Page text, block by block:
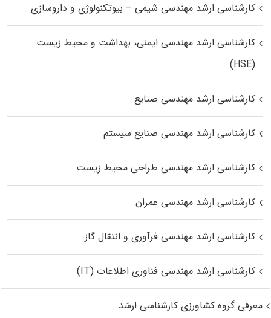
کارشناسی ارشد مهندسی شیمی – بیوتکنولوژی و داروسازی
کارشناسی ارشد مهندسی ایمنی، بهداشت و محیط زیست
(HSE)
کارشناسی ارشد مهندسی صنایع
کارشناسی ارشد مهندسی صنایع سیستم
کارشناسی ارشد مهندسی طراحی محیط زیست
کارشناسی ارشد مهندسی عمران
کارشناسی ارشد مهندسی فرآوری و انتقال گاز
کارشناسی ارشد مهندسی فناوری اطلاعات (IT)
معرفی گروه کشاورزی کارشناسی ارشد